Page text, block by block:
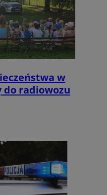
w
do radiowozu